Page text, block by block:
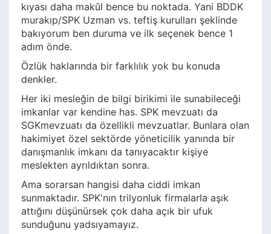
kıyası daha makûl bence bu noktada. Yani BDDK
murakıp/SPK Uzman vs. teftiş kurulları şeklinde
bakıyorum ben duruma ve ilk seçenek bence 1
adım önde.
Özlük haklarında bir farklılık yok bu konuda
denkler.
Her iki mesleğin de bilgi birikimi ile sunabileceği
imkanlar var kendine has. SPK mevzuatı da
SGKmevzuatı da özellikli mevzuatlar. Bunlara olan
hakimiyet özel sektörde yöneticilik yanında bir
danışmanlık imkanı da tanıyacaktır kişiye
meslekten ayrıldıktan sonra.
Ama sorarsan hangisi daha ciddi imkan
sunmaktadır. SPK'nın trilyonluk firmalarla aşık
attığını düşünürsek çok daha açık bir ufuk
sunduğunu yadsıyamayız.